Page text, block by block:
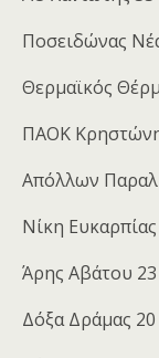
Ποσειδώνας
Θερμαϊκός
ΠΑΟΚ
Απόλλων
Νίκη
Άρης Αβάτου
Δόξα Δράμας 20